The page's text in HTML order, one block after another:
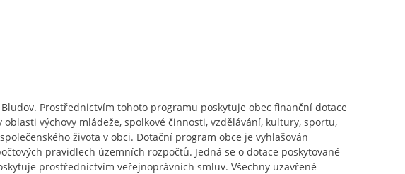
Prostřednictvím tohoto programu poskytuje obec finanční dotace
výchovy mládeže, spolkové činnosti, vzdělávání, kultury, sportu,
života v obci. Dotační program obce je vyhlašován
pravidlech územních rozpočtů. Jedná se o dotace poskytované
prostřednictvím veřejnoprávních smluv. Všechny uzavřené